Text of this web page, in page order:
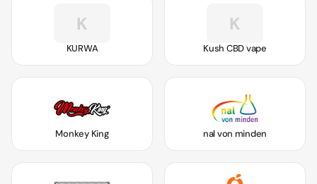
K
KURWA
K
Kush CBD vape
Monkey King nal von minden